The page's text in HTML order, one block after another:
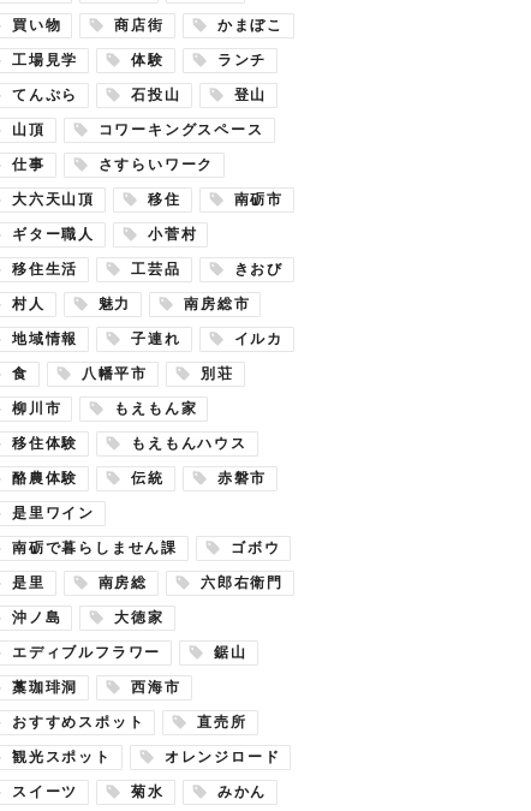
買い物 商店街 かまぼこ
工場見学 体験 ランチ
てんぷら 石投山 登山
山頂 コワーキングスペース
仕事 さすらいワーク
大六天山頂 移住 南砺市
ギター職人 小菅村
移住生活 工芸品 きおび
村人 魅力 南房総市
地域情報 子連れ イルカ
食 八幡平市 別荘
柳川市 もえもん家
移住体験 もえもんハウス
酪農体験 伝統 赤磐市
是里ワイン
南砺で暮らしません課 ゴボウ
是里 南房総 六郎右衛門
沖ノ島 大徳家
エディブルフラワー 鋸山
藁珈琲洞 西海市
おすすめスポット 直売所
観光スポット オレンジロード
スイーツ 菊水 みかん